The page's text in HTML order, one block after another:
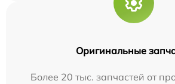
Оригинальные
Более 20 тыс. запчастей от